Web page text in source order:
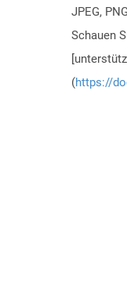
JPEG,
Schauen
(https://